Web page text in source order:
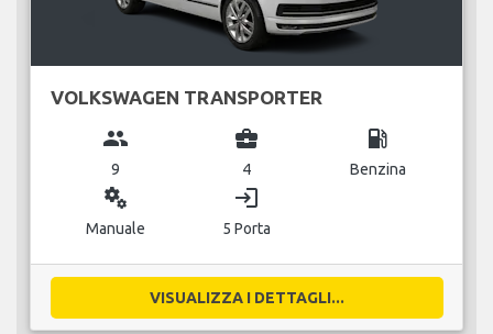
VOLKSWAGEN TRANSPORTER
group
9
business_center
4
local_gas_station
Benzina
miscellaneous_services
Manuale
login
5 Porta
VISUALIZZA I DETTAGLI...